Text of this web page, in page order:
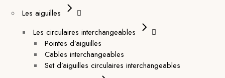
Les aiguilles
Les circulaires interchangeables
Pointes d’aiguilles
Cables interchangeables
Set d’aiguilles circulaires interchangeables